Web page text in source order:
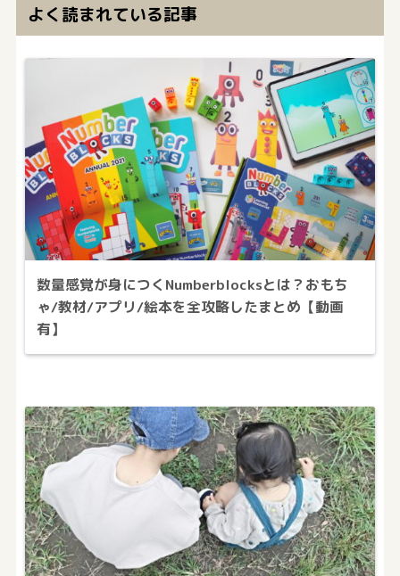
よく読まれている記事
数量感覚が身につくNumberblocksとは？おもち
ゃ/教材/アプリ/絵本を全攻略したまとめ【動画
有】